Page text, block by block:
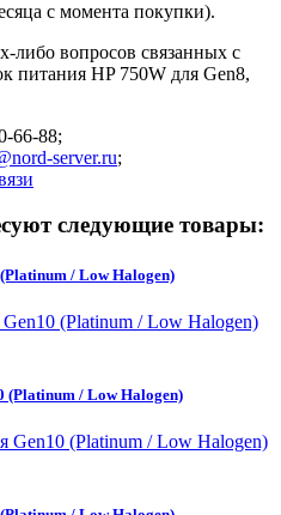
с момента покупки).
либо вопросов связанных с
питания HP 750W для Gen8,
66-88;
server.ru;
следующие товары:
/ Low Halogen)
(Platinum / Low Halogen)